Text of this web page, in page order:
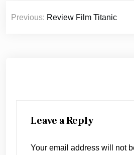
navigation
Previous: Review Film Titanic
Leave a Reply
Your email address will not